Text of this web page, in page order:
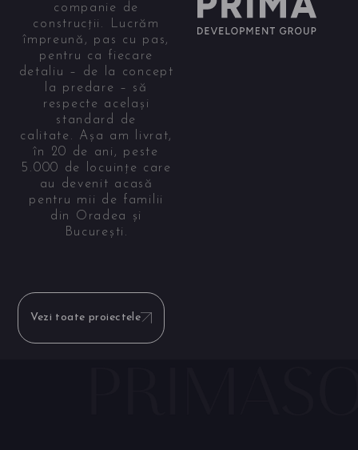
companie de
construcții. Lucrăm
împreună, pas cu pas,
pentru ca fiecare
detaliu – de la concept
la predare – să
respecte același
standard de
calitate. Așa am livrat,
în 20 de ani, peste
5.000 de locuințe care
au devenit acasă
pentru mii de familii
din Oradea și
București.
Vezi toate proiectele